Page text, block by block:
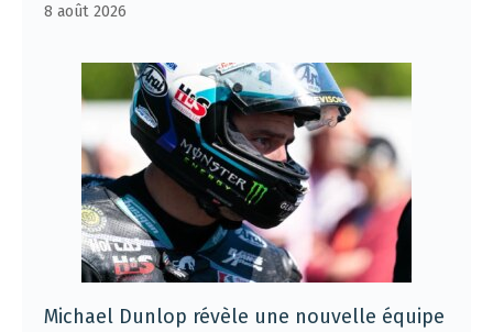
8 août 2026
Michael Dunlop révèle une nouvelle équipe